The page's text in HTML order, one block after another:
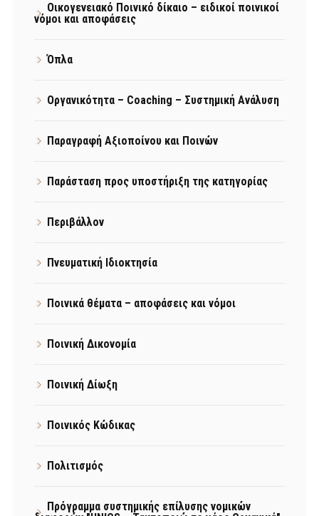
Οικογενειακό Ποινικό δίκαιο – ειδικοί ποινικοί
νόμοι και αποφάσεις
Όπλα
Οργανικότητα – Coaching – Συστημική Ανάλυση
Παραγραφή Αξιοποίνου και Ποινών
Παράσταση προς υποστήριξη της κατηγορίας
Περιβάλλον
Πνευματική Ιδιοκτησία
Ποινικά θέματα – αποφάσεις και νόμοι
Ποινική Δικονομία
Ποινική Δίωξη
Ποινικός Κώδικας
Πολιτισμός
Πρόγραμμα συστημικής επίλυσης νομικών